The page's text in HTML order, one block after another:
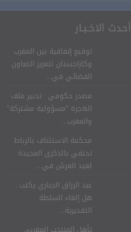
أحدث الاخـبـار
توقيع إتفاقية بين المغرب
وكازاخستان لتعزيز التعاون
القضائي في...
مصدر حكومي : تدبير ملف
الهجرة “مسؤولية مشتركة”
والمغرب...
محكمة الاستئناف بالرباط
تحتفي بالذكرى المجيدة
لعيد العرش في...
عبد الرزاق الجباري يكتب :
هل إلغاء السلطة
التقديرية...